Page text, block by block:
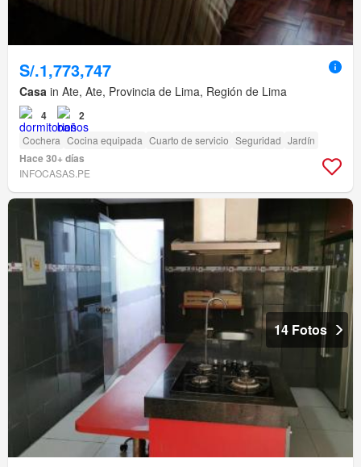
S/.1,773,747
Casa in Ate, Ate, Provincia de Lima, Región de Lima
4 2
Cochera Cocina equipada Cuarto de servicio Seguridad Jardín
Hace 30+ días
INFOCASAS.PE
14 Fotos